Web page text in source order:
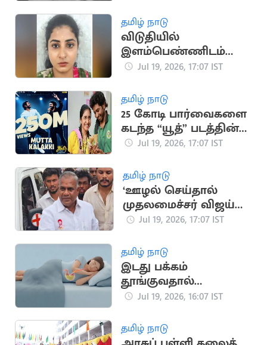
தமிழ் நாடு
விடுதியில்
இளம்பெண்ணிடம்
நகை திருடிய
Jul 19, 2026, 17:07 IST
தமிழ் நாடு
25 கோடி பார்வைகளை
கடந்த “யூத்” படத்தின்
“முட்ட கலக்கி” பாடல்
Jul 19, 2026, 17:07 IST
தமிழ் நாடு
‘ஊழல் செய்தால்
முதலமைச்சர் விஜய்
நீக்கிவிடுவார்’..
Jul 19, 2026, 17:07 IST
தமிழ் நாடு
இடது பக்கம்
தூங்குவதால்
கிடைக்கும் முக்கிய
Jul 19, 2026, 16:07 IST
தமிழ் நாடு